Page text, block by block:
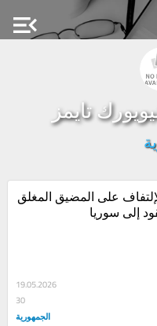
menu_open
تايمز
إلى سوريا
19.05.2026
30
الجمهورية